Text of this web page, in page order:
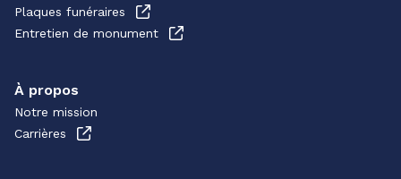
Plaques funéraires
Entretien de monument
À propos
Notre mission
Carrières